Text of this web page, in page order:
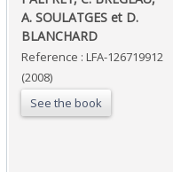
A. SOULATGES et D.
BLANCHARD‎
Reference : LFA-126719912
(2008)
See the book